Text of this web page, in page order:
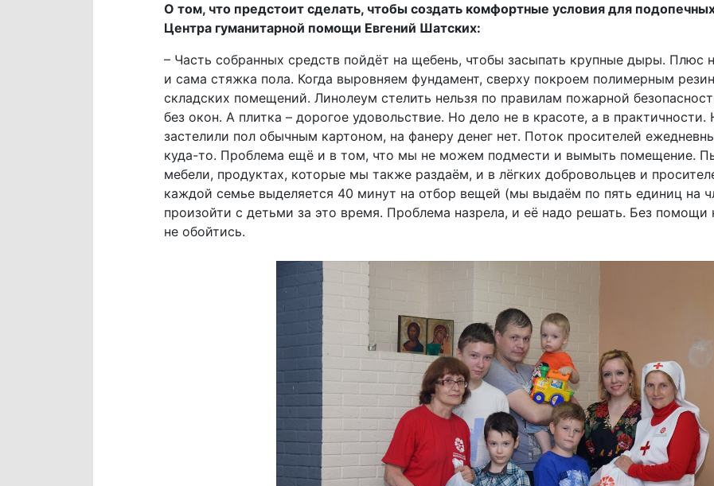
О том, что предстоит сделать, чтобы создать комфортные условия для
Центра гуманитарной помощи Евгений Шатских:
– Часть собранных средств пойдёт на щебень, чтобы засыпать крупные дыры. Плюс
и сама стяжка пола. Когда выровняем фундамент, сверху покроем полимерным
складских помещений. Линолеум стелить нельзя по правилам пожарной
без окон. А плитка – дорогое удовольствие. Но дело не в красоте, а в
застелили пол обычным картоном, на фанеру денег нет. Поток просителей
куда-то. Проблема ещё и в том, что мы не можем подмести и вымыть помещение.
мебели, продуктах, которые мы также раздаём, и в лёгких добровольцев и
каждой семье выделяется 40 минут на отбор вещей (мы выдаём по пять единиц на
произойти с детьми за это время. Проблема назрела, и её надо решать. Без помощи
не обойтись.